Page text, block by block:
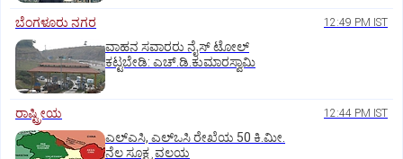
ಬೆಂಗಳೂರು ನಗರ 12:49 PM IST
ವಾಹನ ಸವಾರರು ನೈಸ್‌ ಟೋಲ್‌
ಕಟ್ಟಬೇಡಿ: ಎಚ್‌.ಡಿ.ಕುಮಾರಸ್ವಾಮಿ
ರಾಷ್ಟ್ರೀಯ 12:44 PM IST
ಎಲ್‌ಎಸಿ, ಎಲ್‌ಒಸಿ ರೇಖೆಯ 50 ಕಿ.ಮೀ.
ನೆಲ ಸೂಕ್ಷ್ಮ ವಲಯ